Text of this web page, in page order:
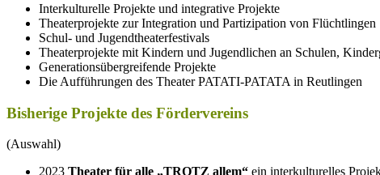
Interkulturelle Projekte und integrative Projekte
Theaterprojekte zur Integration und Partizipation von Flüchtlingen
Schul- und Jugendtheaterfestivals
Thea­ter­pro­jekte mit Kin­dern und Jugend­li­chen an Schu­len,
Gene­ra­ti­ons­über­grei­fende Projekte
Die Auf­füh­run­gen des Thea­ter PATATI-PATATA in Reutlingen
Bisherige Projekte des Fördervereins
(Auswahl)
2023 Theater für alle „TROTZ allem“ ein interkulturelles